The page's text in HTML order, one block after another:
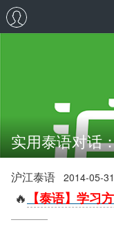
实用泰语对话
沪江泰语 2014-05-
🔥 【泰语】学习